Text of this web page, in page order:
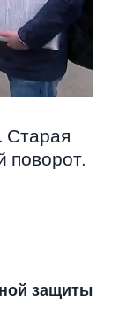
Старая
поворот.
защиты